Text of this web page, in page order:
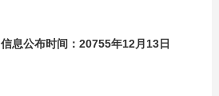
信息公布时间：20755年12月13日